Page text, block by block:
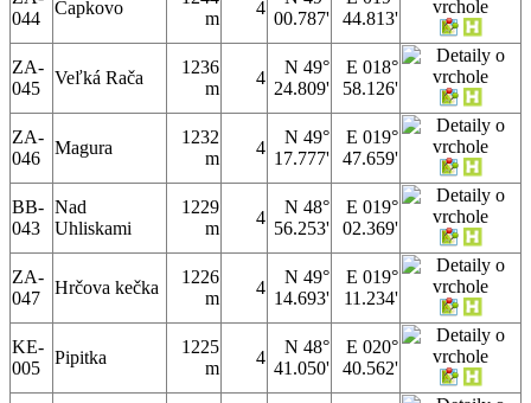
044
Capkovo
m
4
00.787'
44.813'
ZA-
045
Veľká Rača
1236
m
4
N 49°
24.809'
E 018°
58.126'
ZA-
046
Magura
1232
m
4
N 49°
17.777'
E 019°
47.659'
BB-
043
Nad
Uhliskami
1229
m
4
N 48°
56.253'
E 019°
02.369'
ZA-
047
Hrčova kečka
1226
m
4
N 49°
14.693'
E 019°
11.234'
KE-
005
Pipitka
1225
m
4
N 48°
41.050'
E 020°
40.562'